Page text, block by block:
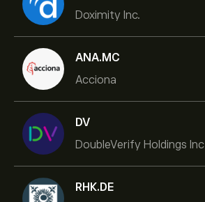
Doximity Inc.
ANA.MC
Acciona
DV
DoubleVerify Holdings Inc
RHK.DE